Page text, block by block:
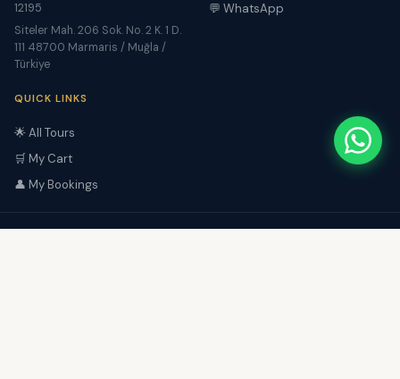
12195
Siteler Mah. 206 Sok. No. 2 K. 1 D.
111 48700 Marmaris / Muğla /
Türkiye
💬 WhatsApp
QUICK LINKS
🌟 All Tours
🛒 My Cart
👤 My Bookings